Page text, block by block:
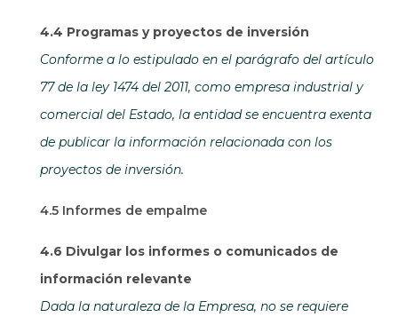
4.4 Programas y proyectos de inversión
Conforme a lo estipulado en el parágrafo del artículo
77 de la ley 1474 del 2011, como empresa industrial y
comercial del Estado, la entidad se encuentra exenta
de publicar la información relacionada con los
proyectos de inversión.
4.5 Informes de empalme
4.6 Divulgar los informes o comunicados de
información relevante
Dada la naturaleza de la Empresa, no se requiere